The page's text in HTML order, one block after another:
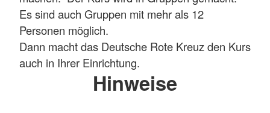
Es sind auch Gruppen mit mehr als 12
Personen möglich.
Dann macht das Deutsche Rote Kreuz den Kurs
auch in Ihrer Einrichtung.
Hinweise